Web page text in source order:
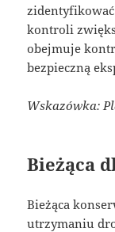
kontroli
obejmuje
bezpieczną
Wskazówka:
Bieżąca
Bieżąca
utrzymaniu